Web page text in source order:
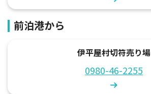
前泊港から
伊平屋村切符売り場
0980-46-2255